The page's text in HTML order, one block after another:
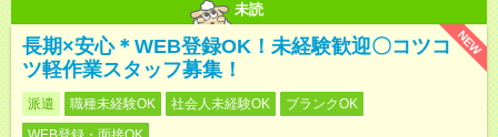
未読
NEW
長期×安心＊WEB登録OK！未経験歓迎〇コツコ
ツ軽作業スタッフ募集！
派遣 職種未経験OK 社会人未経験OK
ブランクOK